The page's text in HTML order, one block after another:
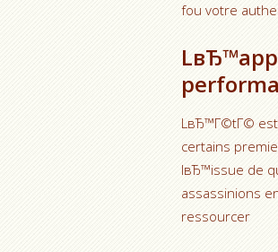
fou votre
LвЂ™Г©tГ© est
certains
lвЂ™issue de
assassinions
ressourcer